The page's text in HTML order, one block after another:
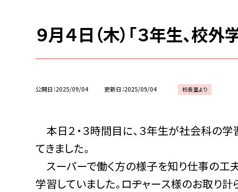
９月４日（木）「３年生、校
公開日 2025/09/04 更新日 2025/09/04 校長室より
本日２・３時間目に、３年生が社会科の学
てきました。
スーパーで働く方の様子を知り仕事の工
学習していました。ロヂャース様のお取り